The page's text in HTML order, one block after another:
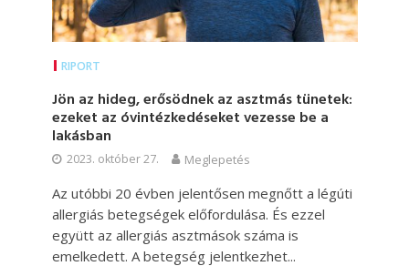
RIPORT
Jön az hideg, erősödnek az asztmás tünetek:
ezeket az óvintézkedéseket vezesse be a
lakásban
2023. október 27. Meglepetés
Az utóbbi 20 évben jelentősen megnőtt a légúti
allergiás betegségek előfordulása. És ezzel
együtt az allergiás asztmások száma is
emelkedett. A betegség jelentkezhet...